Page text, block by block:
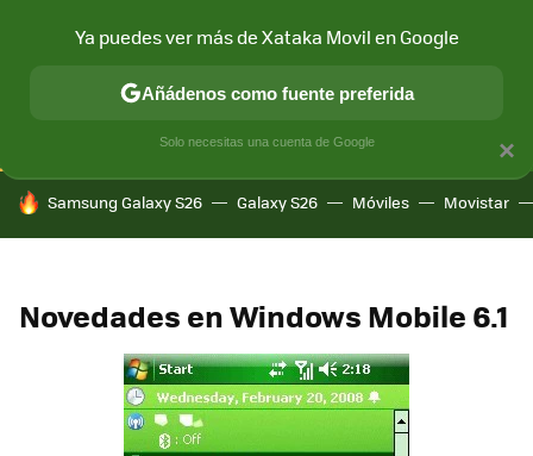
CONECTIVIDAD MÓVIL Y SOCIEDAD APLICACIONES
HOY SE HABLA DE
Samsung Galaxy S26 Galaxy S26 Móviles Movistar
Novedades en Windows Mobile 6.1
×
Ya puedes ver más de Xataka Movil en Google
Añádenos como fuente preferida
Solo necesitas una cuenta de Google